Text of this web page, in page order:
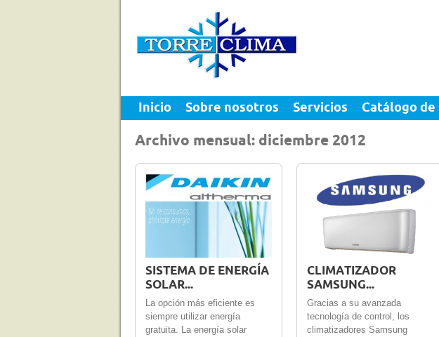
Inicio Sobre nosotros Servicios Catálogo
Archivo mensual: diciembre 2012
10 Dic 2012 0
SISTEMA DE ENERGÍA
SOLAR...
La opción más eficiente es
siempre utilizar energía
gratuita. La energía solar
0
CLIMATIZADOR
SAMSUNG...
Gracias a su avanzada
tecnología de control, los
climatizadores Samsung